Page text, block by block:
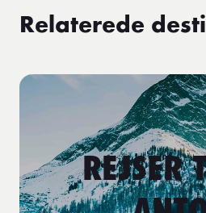
Relaterede
REJSER